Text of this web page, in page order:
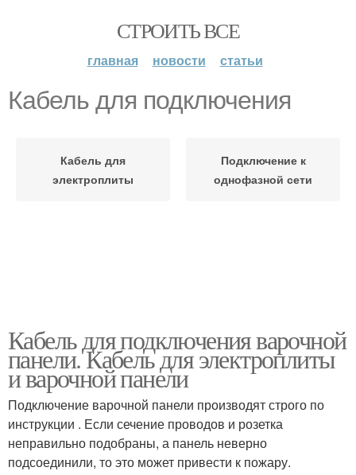
СТРОИТЬ ВСЕ
главная новости статьи
Кабель для подключения
Кабель для
электроплиты
Подключение к
однофазной сети
Кабель для подключения варочной
панели. Кабель для электроплиты
и варочной панели
Подключение варочной панели производят строго по
инструкции . Если сечение проводов и розетка
неправильно подобраны, а панель неверно
подсоединили, то это может привести к пожару.